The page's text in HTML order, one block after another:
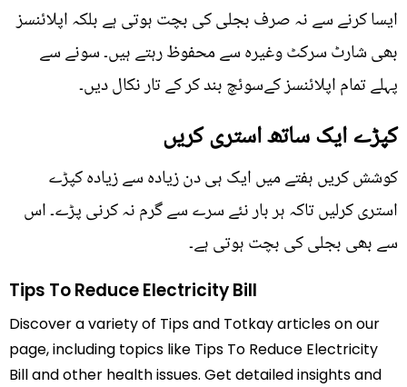
ایسا کرنے سے نہ صرف بجلی کی بچت ہوتی ہے بلکہ اپلائنسز
بھی شارٹ سرکٹ وغیرہ سے محفوظ رہتے ہیں۔ سونے سے
پہلے تمام اپلائنسز کےسوئچ بند کر کے تار نکال دیں۔
کپڑے ایک ساتھ استری کریں
کوشش کریں ہفتے میں ایک ہی دن زیادہ سے زیادہ کپڑے
استری کرلیں تاکہ ہر بار نئے سرے سے گرم نہ کرنی پڑے۔ اس
سے بھی بجلی کی بچت ہوتی ہے۔
Tips To Reduce Electricity Bill
Discover a variety of Tips and Totkay articles on our
page, including topics like Tips To Reduce Electricity
Bill and other health issues. Get detailed insights and